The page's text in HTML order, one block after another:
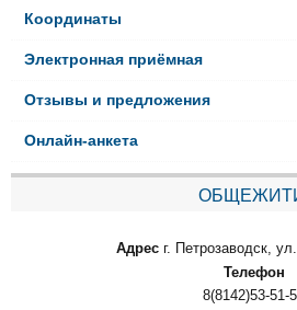
Координаты
Электронная приёмная
Отзывы и предложения
Онлайн-анкета
Адрес г. Петрозаводск,
Телефон
8(8142)53-51-